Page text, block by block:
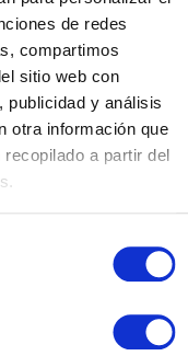
de redes
compartimos
sitio web con
publicidad y análisis
otra información que
a partir del